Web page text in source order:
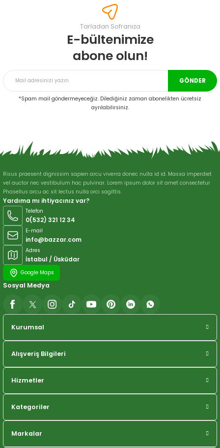
Görüş ve önerileriniz için teşekkür ederiz.
Ürün resmi kalitesiz, bozuk veya görüntülenemiyor.
Ürün bilgilerinde hatalar bulunuyor.
Bu ürüne benzer farklı alternatifler olmalı.
Gönder
Tarladan Sofranıza
E-bültenimize
abone olun!
GÖNDER
*Spam mail göndermeyeceğiz. Dilediğiniz zaman abonelikten ücretsiz
ayrılabilirsiniz.
Risus praesent dignissim sapien arcu viverra donec nulla id id. Massa imperdiet
vel auctor nec vestibulum hac pulvinar. Lorem ipsum dolor sit amet consectetur
Phasellus arcu ac sit lectus nulla orci sagittis.
Yardıma mı ihtiyacınız var?
Telefon
0(532) 321 12 34
E-mail
info@bazzar.com
Adres
İstabul / Üsküdar
Google Maps
Kurumsal
Alışveriş Bilgileri
Hizmetler
Kategoriler
Markalar
Sosyal Medya